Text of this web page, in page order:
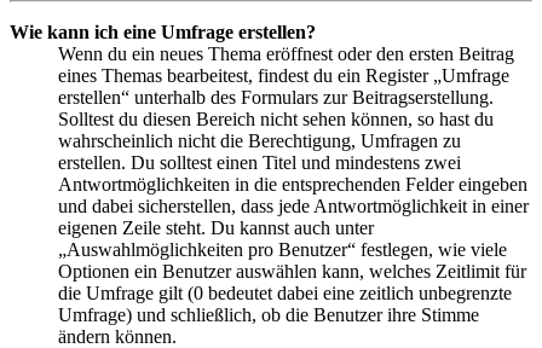
Wie kann ich eine Umfrage erstellen?
Wenn du ein neues Thema eröffnest oder den ersten Beitrag
eines Themas bearbeitest, findest du ein Register „Umfrage
erstellen“ unterhalb des Formulars zur Beitragserstellung.
Solltest du diesen Bereich nicht sehen können, so hast du
wahrscheinlich nicht die Berechtigung, Umfragen zu
erstellen. Du solltest einen Titel und mindestens zwei
Antwortmöglichkeiten in die entsprechenden Felder eingeben
und dabei sicherstellen, dass jede Antwortmöglichkeit in einer
eigenen Zeile steht. Du kannst auch unter
„Auswahlmöglichkeiten pro Benutzer“ festlegen, wie viele
Optionen ein Benutzer auswählen kann, welches Zeitlimit für
die Umfrage gilt (0 bedeutet dabei eine zeitlich unbegrenzte
Umfrage) und schließlich, ob die Benutzer ihre Stimme
ändern können.